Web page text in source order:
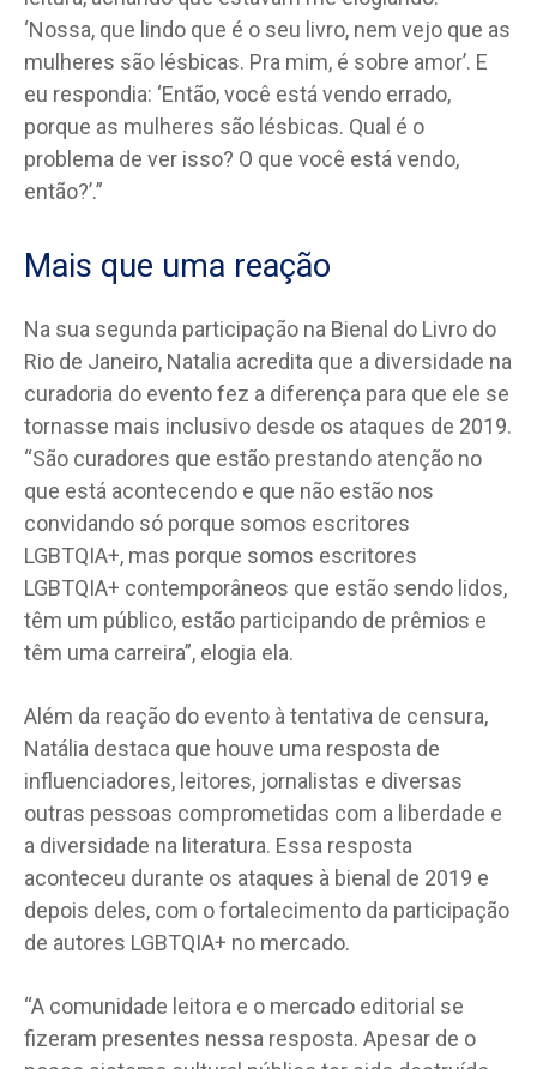
‘Nossa, que lindo que é o seu livro, nem vejo que as
mulheres são lésbicas. Pra mim, é sobre amor’. E
eu respondia: ‘Então, você está vendo errado,
porque as mulheres são lésbicas. Qual é o
problema de ver isso? O que você está vendo,
então?’.”
Mais que uma reação
Na sua segunda participação na Bienal do Livro do
Rio de Janeiro, Natalia acredita que a diversidade na
curadoria do evento fez a diferença para que ele se
tornasse mais inclusivo desde os ataques de 2019.
“São curadores que estão prestando atenção no
que está acontecendo e que não estão nos
convidando só porque somos escritores
LGBTQIA+, mas porque somos escritores
LGBTQIA+ contemporâneos que estão sendo lidos,
têm um público, estão participando de prêmios e
têm uma carreira”, elogia ela.
Além da reação do evento à tentativa de censura,
Natália destaca que houve uma resposta de
influenciadores, leitores, jornalistas e diversas
outras pessoas comprometidas com a liberdade e
a diversidade na literatura. Essa resposta
aconteceu durante os ataques à bienal de 2019 e
depois deles, com o fortalecimento da participação
de autores LGBTQIA+ no mercado.
“A comunidade leitora e o mercado editorial se
fizeram presentes nessa resposta. Apesar de o